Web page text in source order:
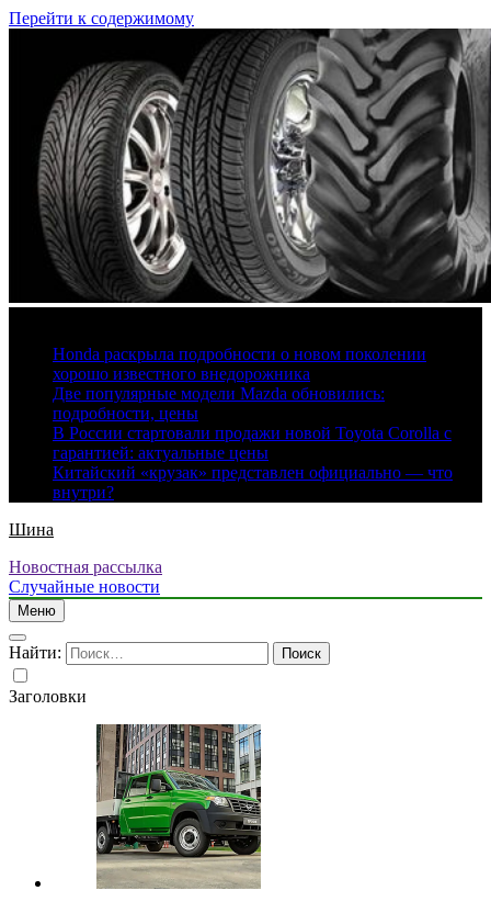
Перейти к содержимому
Honda раскрыла подробности о новом поколении
хорошо известного внедорожника
Две популярные модели Mazda обновились:
подробности, цены
В России стартовали продажи новой Toyota Corolla с
гарантией: актуальные цены
Китайский «крузак» представлен официально — что
внутри?
Шина
Новостная рассылка
Случайные новости
Меню
Найти:
Заголовки